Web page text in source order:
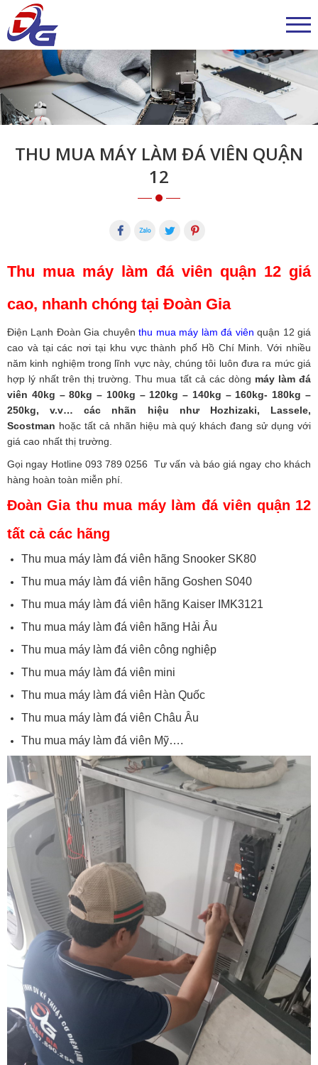
THU MUA MÁY LÀM ĐÁ VIÊN QUẬN
12
Thu mua máy làm đá viên quận 12 giá
cao, nhanh chóng tại Đoàn Gia
Điện Lạnh Đoàn Gia chuyênthu mua máy làm đá viênquận 12 giá
cao và tại các nơi tại khu vực thành phố Hồ Chí Minh. Với nhiều
năm kinh nghiệm trong lĩnh vực này, chúng tôi luôn đưa ra mức giá
hợp lý nhất trên thị trường. Thu mua tất cả các dòng máy làm đá
viên 40kg – 80kg – 100kg – 120kg – 140kg – 160kg- 180kg –
250kg, v.v… các nhãn hiệu như Hozhizaki, Lassele,
Scostman hoặc tất cả nhãn hiệu mà quý khách đang sử dụng với
giá cao nhất thị trường.
Gọi ngay Hotline 093 789 0256 Tư vấn và báo giá ngay cho khách
hàng hoàn toàn miễn phí.
Đoàn Gia thu mua máy làm đá viên quận 12
tất cả các hãng
Thu mua máy làm đá viên hãng Snooker SK80
Thu mua máy làm đá viên hãng Goshen S040
Thu mua máy làm đá viên hãng Kaiser IMK3121
Thu mua máy làm đá viên hãng Hải Âu
Thu mua máy làm đá viên công nghiệp
Thu mua máy làm đá viên mini
Thu mua máy làm đá viên Hàn Quốc
Thu mua máy làm đá viên Châu Âu
Thu mua máy làm đá viên Mỹ….